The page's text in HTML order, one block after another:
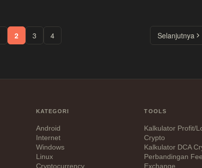
2 3 4 Selanjutnya
KATEGORI
Android
Internet
Windows
Linux
Cryptocurrency
TOOLS
Kalkulator Profit/
Crypto
Kalkulator DCA
Perbandingan
Exchange